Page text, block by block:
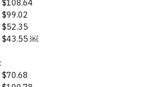
$43.55 ￼